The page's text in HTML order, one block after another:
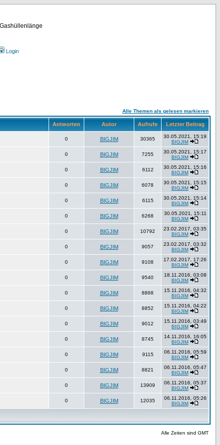
Login
Alle Themen als gelesen markieren
Antworten Autor Aufrufe Letzter Beitrag
0 BIGJIM 30365
30.05.2021, 15:19
BIGJIM
0 BIGJIM 7255
30.05.2021, 15:17
BIGJIM
0 BIGJIM 6112
30.05.2021, 15:16
BIGJIM
0 BIGJIM 6078
30.05.2021, 15:15
BIGJIM
0 BIGJIM 6115
30.05.2021, 15:14
BIGJIM
0 BIGJIM 6268
30.05.2021, 15:11
BIGJIM
0 BIGJIM 10792
23.02.2017, 03:35
BIGJIM
0 BIGJIM 9057
23.02.2017, 03:32
BIGJIM
0 BIGJIM 9108
17.02.2017, 17:26
BIGJIM
0 BIGJIM 9540
18.11.2016, 03:08
BIGJIM
0 BIGJIM 8868
15.11.2016, 04:32
BIGJIM
0 BIGJIM 8852
15.11.2016, 04:22
BIGJIM
0 BIGJIM 9012
15.11.2016, 03:49
BIGJIM
0 BIGJIM 8745
14.11.2016, 16:05
BIGJIM
0 BIGJIM 9115
06.11.2016, 05:59
BIGJIM
0 BIGJIM 8821
06.11.2016, 05:47
BIGJIM
0 BIGJIM 13909
06.11.2016, 05:37
BIGJIM
0 BIGJIM 12035
06.11.2016, 05:26
BIGJIM
Alle Zeiten sind GMT